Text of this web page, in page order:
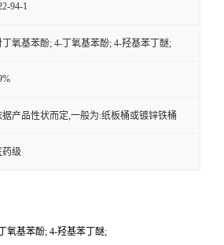
94-1
丁氧基苯酚; 4-丁氧基苯酚; 4-羟基苯丁醚;
据产品性状而定,一般为:纸板桶或镀锌铁桶
药级
氧基苯酚; 4-羟基苯丁醚;